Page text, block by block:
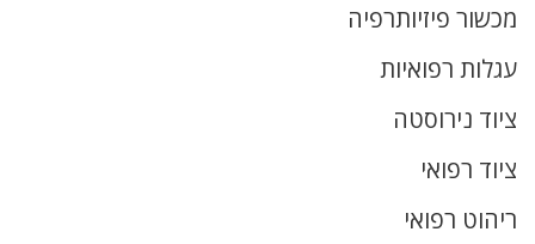
מכשור פיזיותרפיה
עגלות רפואיות
ציוד נירוסטה
ציוד רפואי
ריהוט רפואי